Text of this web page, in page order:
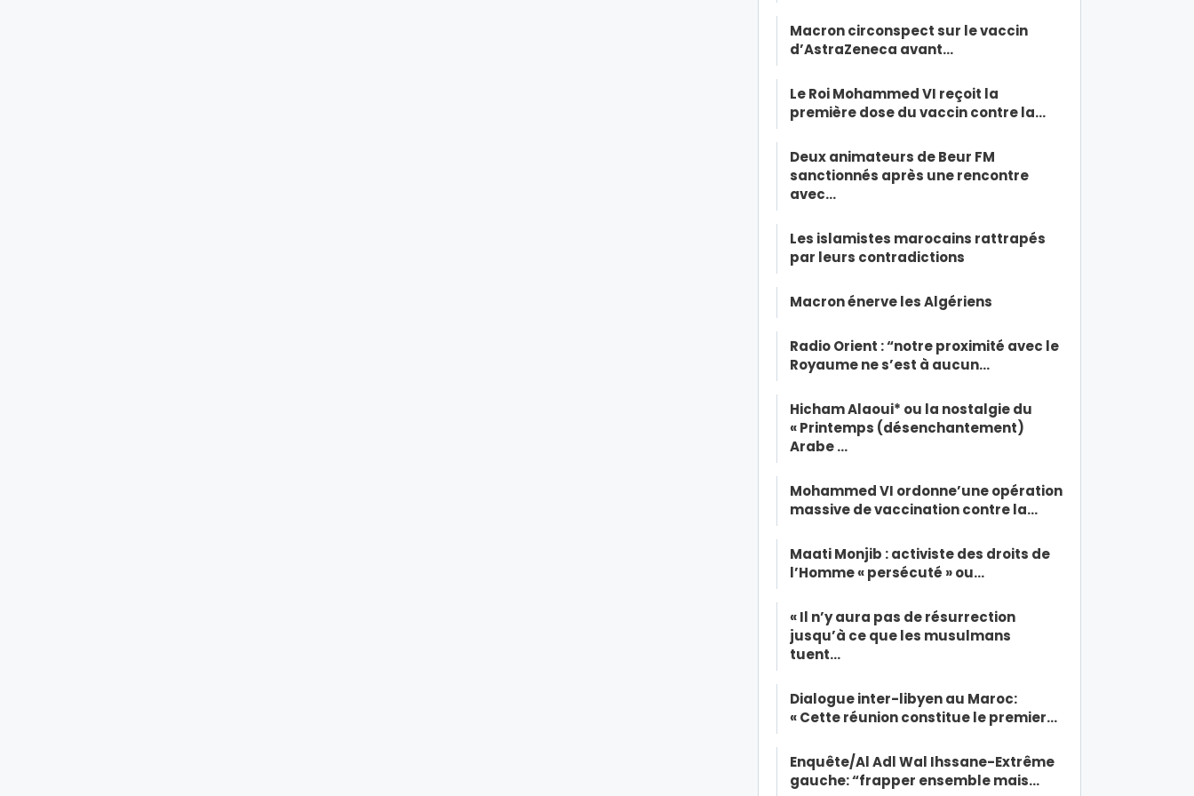
Macron circonspect sur le vaccin
d’AstraZeneca avant…
Le Roi Mohammed VI reçoit la
première dose du vaccin contre la…
Deux animateurs de Beur FM
sanctionnés après une rencontre
avec…
Les islamistes marocains rattrapés
par leurs contradictions
Macron énerve les Algériens
Radio Orient : “notre proximité avec le
Royaume ne s’est à aucun…
Hicham Alaoui* ou la nostalgie du
« Printemps (désenchantement)
Arabe …
Mohammed VI ordonne’une opération
massive de vaccination contre la…
Maati Monjib : activiste des droits de
l’Homme « persécuté » ou…
« Il n’y aura pas de résurrection
jusqu’à ce que les musulmans
tuent…
Dialogue inter-libyen au Maroc:
« Cette réunion constitue le premier…
Enquête/Al Adl Wal Ihssane-Extrême
gauche: “frapper ensemble mais…